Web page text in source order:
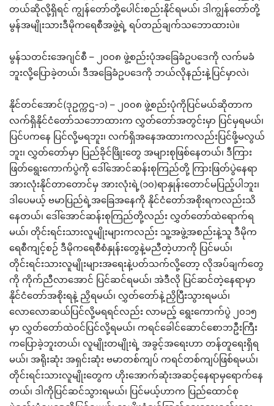
တယ်ဆိုလို့ရှိရင် ကျွန်တော်တို့ပေါင်းစည်းနိုင်ရမယ်၊ ဒါကျွန်တော်တို့
မွန်အမျိုးသားဒီမိုကရေစီအဖွဲ့ရဲ့ ရပ်တည်ချက်သဘောထားပဲ။
မွန်သတင်းအေဂျင်စီ – ၂၀၀၈ ဖွဲ့စည်းပုံအခြေခံဥပဒေကို လက်မခံ
ဘူးလို့ပြောခဲ့တယ်၊ ဒီအခြေခံဥပဒေကို ဘယ်လိုနည်းနဲ့ပြင်မှာလဲ၊
နိုင်တင်အောင်(ဒုဥက္ကဌ-၁) – ၂၀၀၈ ဖွဲ့စည်းပုံကိုပြင်မယ်ဆိုတာက
လက်ရှိနိုင်ငံတော်သဘောထားက လွှတ်တော်အတွင်းမှာ ပြင်မှရမယ်၊
ပြင်ပကနေ ပြင်လို့မရဘူး၊ လက်ရှိအနေအထားကလည်းပြင်ဖို့မလွယ်
ဘူး၊ လွှတ်တော်မှာ ပြည်ခိုင်ဖြိုးတွေ အများစုဖြစ်နေတယ်၊ ဒီကြား
ဖြတ်ရွေးကောက်ပွဲကို ဒေါ်အောင်ဆန်းစုကြည်တို့ ကြားဖြတ်ပွဲနေရာ
အားလုံးနိုင်တာတောင်မှ အားလုံးရဲ့(၁၀)ရာနှုန်းတောင်မပြည့်ပါဘူး၊
ဒါပေမယ့် ဗမာပြည်ရဲ့အခြေအနေကို နိုင်ငံတော်အစိုးရကလည်းသိ
နေတယ်၊ ဒေါ်အောင်ဆန်းစုကြည်တို့လည်း လွှတ်တော်ထဲရောက်ရ
မယ်၊ တိုင်းရင်းသားလူမျိုးများကလည်း သူ့အဖွဲ့အစည်းနဲ့သူ ဒီမိုက
ရေစီကျင့်စဉ် ဒီမိုကရေစီစံနှုန်းတွေနဲ့မညီတဲ့ဟာကို ပြင်မယ်၊
တိုင်းရင်းသားလူမျိုးများအရေးနဲ့ပတ်သက်လို့တော့ လိုအပ်ချက်တွေ
ကို ကိုက်ညီလာအောင် ပြင်ဆင်ရမယ်၊ အဲဒီလို ပြင်ဆင်တဲ့နေရာမှာ
နိုင်ငံတော်အစိုးရနဲ့ ညှိရမယ်၊ လွှတ်တော်နဲ့ညှိပြီးသွားရမယ်၊
လောလောဆယ်ပြင်လို့မရရင်လည်း လာမည့် ရွေးကောက်ပွဲ ၂၀၁၅
မှာ လွှတ်တော်ထဲဝင်ပြင်လို့ရမယ်၊ ကရင်ခေါင်ဆောင်စောဘဦးကြီး
ကပြောခဲ့ဘူးတယ်၊ လူမျိုးတမျိုးရဲ့ အခွင့်အရေးဟာ တန်တူရေးရှိရ
မယ်၊ အရိုးဆုံး အရှင်းဆုံး ဗမာတစ်ကျပ် ကရင်တစ်ကျပ်ဖြစ်ရမယ်၊
တိုင်းရင်းသားလူမျိုးတွေက ဟိုးအောက်ဆုံးအဆင့်နေရာမှရောက်နေ
တယ်၊ ဒါကိုပြင်ဆင်သွားရမယ်၊ ပြင်မယ့်ဟာက ပြည်ထောင်စု